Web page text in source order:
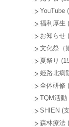
YouTube
福利厚生
お知らせ
文化祭（
夏祭り
姫路北病
全体研修
TQM活動
SHIEN (支
森林療法